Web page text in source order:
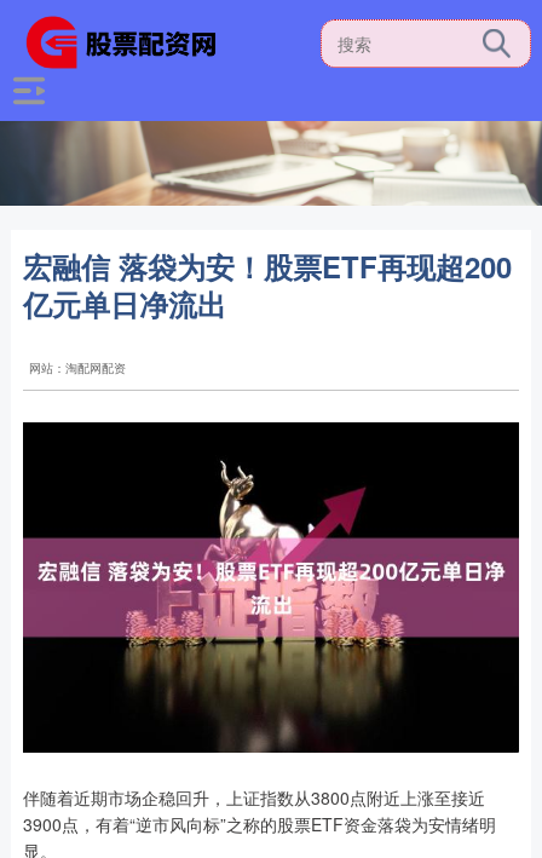
宏融信 落袋为安！股票ETF再现超200
亿元单日净流出
网站：淘配网配资
伴随着近期市场企稳回升，上证指数从3800点附近上涨至接近
3900点，有着“逆市风向标”之称的股票ETF资金落袋为安情绪明
显。